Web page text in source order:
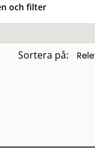
och filter
Sortera på: